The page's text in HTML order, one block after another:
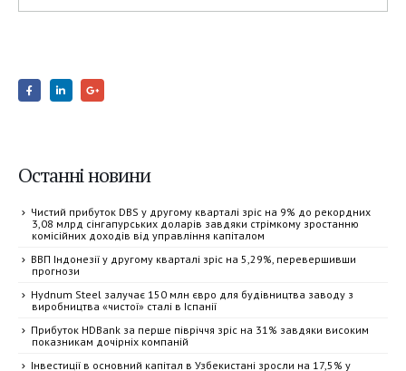
Останні новини
Чистий прибуток DBS у другому кварталі зріс на 9% до рекордних
3,08 млрд сінгапурських доларів завдяки стрімкому зростанню
комісійних доходів від управління капіталом
ВВП Індонезії у другому кварталі зріс на 5,29%, перевершивши
прогнози
Hydnum Steel залучає 150 млн євро для будівництва заводу з
виробництва «чистої» сталі в Іспанії
Прибуток HDBank за перше півріччя зріс на 31% завдяки високим
показникам дочірніх компаній
Інвестиції в основний капітал в Узбекистані зросли на 17,5% у